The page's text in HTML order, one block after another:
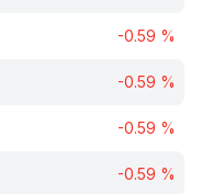
-0.59 %
-0.59 %
-0.59 %
-0.59 %